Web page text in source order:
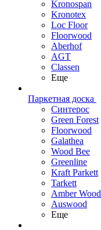
Kronospan
Kronotex
Loc Floor
Floorwood
Aberhof
AGT
Classen
Еще
Паркетная доска
Синтерос
Green Forest
Floorwood
Galathea
Wood Bee
Greenline
Kraft Parkett
Tarkett
Amber Wood
Auswood
Еще